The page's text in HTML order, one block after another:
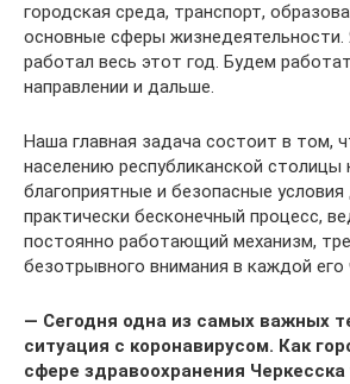
городская среда, транспорт,
основные сферы жизнедеятельности.
работал весь этот год. Будем
направлении и дальше.
Наша главная задача состоит в том,
населению республиканской
благоприятные и безопасные
практически бесконечный процесс,
постоянно работающий механизм,
безотрывного внимания в каждой его
— Сегодня одна из самых важных
ситуация с коронавирусом. Как
сфере здравоохранения